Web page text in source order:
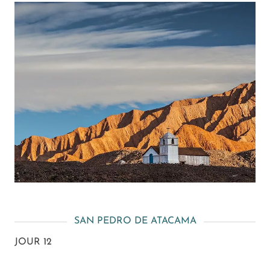
SAN PEDRO DE ATACAMA
JOUR 12